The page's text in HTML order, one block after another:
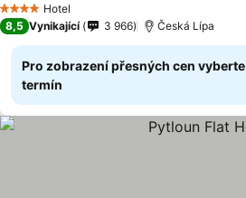
4 Počet hvězdiček
Hotel
8,5 Vynikající 3 966 Česká Lípa
Pro zobrazení přesných cen vyberte
termín